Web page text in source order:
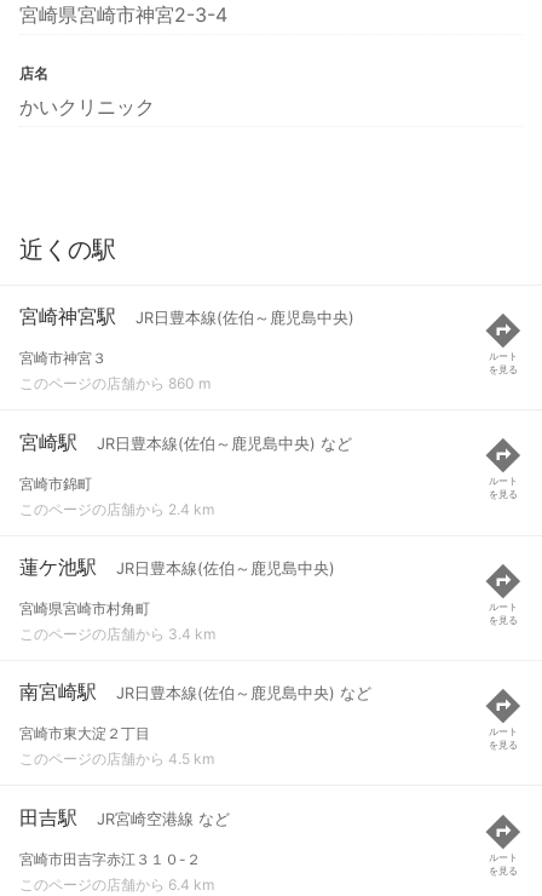
宮崎県宮崎市神宮2-3-4
店名
かいクリニック
近くの駅
宮崎神宮駅 JR日豊本線(佐伯～鹿児島中央)
宮崎市神宮３
このページの店舗から 860 m
ルート
を見る
宮崎駅 JR日豊本線(佐伯～鹿児島中央) など
宮崎市錦町
このページの店舗から 2.4 km
ルート
を見る
蓮ケ池駅 JR日豊本線(佐伯～鹿児島中央)
宮崎県宮崎市村角町
このページの店舗から 3.4 km
ルート
を見る
南宮崎駅 JR日豊本線(佐伯～鹿児島中央) など
宮崎市東大淀２丁目
このページの店舗から 4.5 km
ルート
を見る
田吉駅 JR宮崎空港線 など
宮崎市田吉字赤江３１０-２
このページの店舗から 6.4 km
ルート
を見る